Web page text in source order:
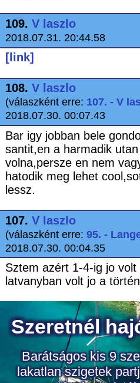
109. V laszlo
2018.07.31. 20:44.58
[link]
108. V laszlo
(válaszként erre: 107. - V
2018.07.30. 00:07.43
Bar igy jobban bele
santit,en a harmadik
volna,persze en nem
hatodik meg lehet
lessz.
107. V laszlo
(válaszként erre: 95. -
2018.07.30. 00:04.35
Sztem azért 1-4-ig jo
latvanyban volt jo a